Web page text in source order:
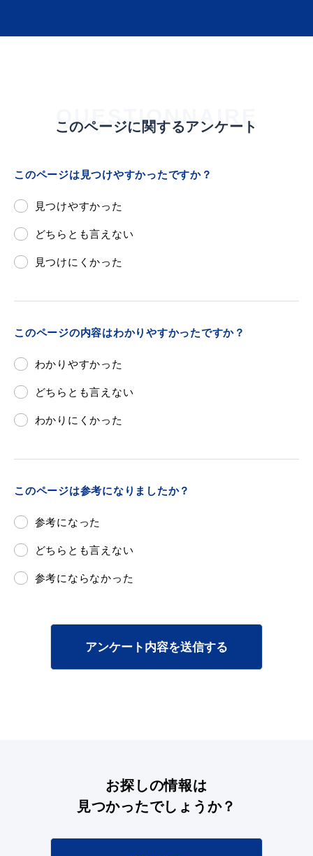
申請書
QUESTIONNAIRE
このページに関するアンケート
このページは見つけやすかったですか？
見つけやすかった
どちらとも言えない
見つけにくかった
このページの内容はわかりやすかったですか？
わかりやすかった
どちらとも言えない
わかりにくかった
このページは参考になりましたか？
参考になった
どちらとも言えない
参考にならなかった
アンケート内容を送信する
お探しの情報は
見つかったでしょうか？